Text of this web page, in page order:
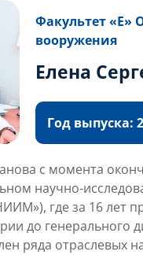
Факультет «Е»
вооружения
Елена
Год выпуска:
с момента
научно-
где за 16 лет
до генерального
ряда отраслевых